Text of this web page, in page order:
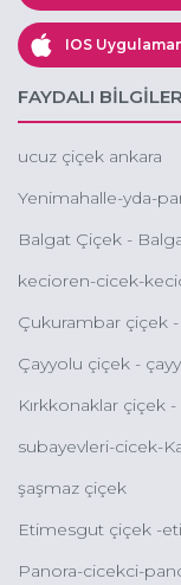
IOS
FAYDALI BİLGİLER
ucuz çiçek ankara
Yenimahalle-yda-
Balgat Çiçek -
kecioren-cicek-
Çukurambar çiçek
Çayyolu çiçek -
Kırkkonaklar çiçek
subayevleri-cicek-
şaşmaz çiçek
Etimesgut çiçek -
Panora-cicekci-